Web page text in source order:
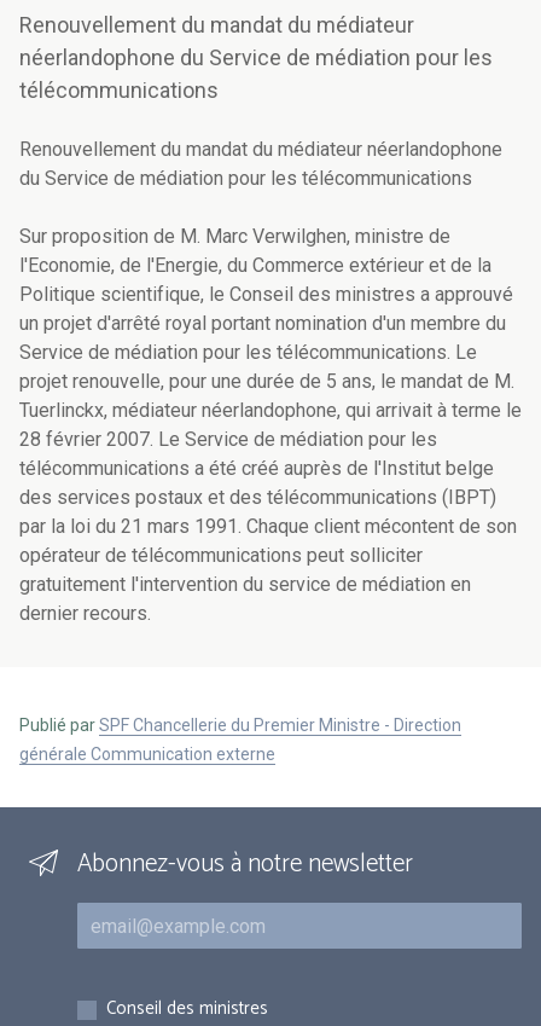
Renouvellement du mandat du médiateur
néerlandophone du Service de médiation pour les
télécommunications
Renouvellement du mandat du médiateur néerlandophone
du Service de médiation pour les télécommunications
Sur proposition de M. Marc Verwilghen, ministre de
l'Economie, de l'Energie, du Commerce extérieur et de la
Politique scientifique, le Conseil des ministres a approuvé
un projet d'arrêté royal portant nomination d'un membre du
Service de médiation pour les télécommunications. Le
projet renouvelle, pour une durée de 5 ans, le mandat de M.
Tuerlinckx, médiateur néerlandophone, qui arrivait à terme le
28 février 2007. Le Service de médiation pour les
télécommunications a été créé auprès de l'Institut belge
des services postaux et des télécommunications (IBPT)
par la loi du 21 mars 1991. Chaque client mécontent de son
opérateur de télécommunications peut solliciter
gratuitement l'intervention du service de médiation en
dernier recours.
Publié parSPF Chancellerie du Premier Ministre - Direction
générale Communication externe
Abonnez-vous à notre newsletter
Courriel
Inscriptions
Conseil des ministres